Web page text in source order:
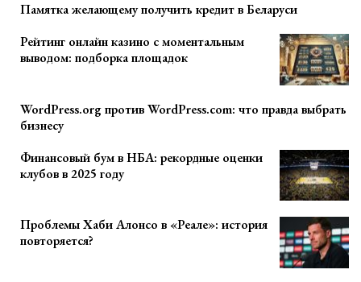
Памятка желающему получить кредит в Беларуси
Рейтинг онлайн казино с моментальным
выводом: подборка площадок
WordPress.org против WordPress.com: что правда выбрать
бизнесу
Финансовый бум в НБА: рекордные оценки
клубов в 2025 году
Проблемы Хаби Алонсо в «Реале»: история
повторяется?